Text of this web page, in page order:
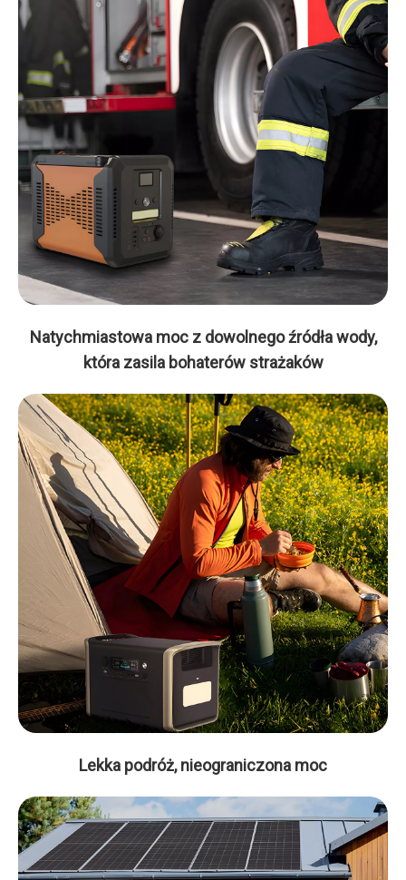
Natychmiastowa moc z dowolnego źródła wody,
która zasila bohaterów strażaków
Lekka podróż, nieograniczona moc